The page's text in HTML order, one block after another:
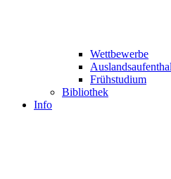
Wettbewerbe
Frühstudium
Bibliothek
Info